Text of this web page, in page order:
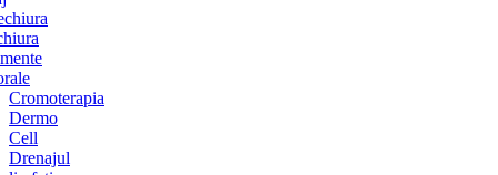
Cromoterapia
Dermo
Cell
Drenajul